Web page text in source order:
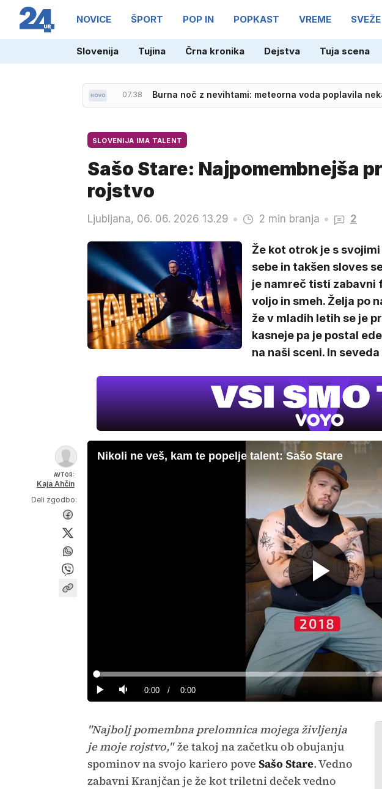
NOVICE ŠPORT POP IN POPKAST VREME SVEŽE
Slovenija Tujina Črna kronika Dejstva Tuja scena
07.20 Konec počitnic v Nemčiji, na cestah pričakovana
SLOVENIJA IMA TALENT
Sašo Stare: Najpomembnejša
rojstvo
Ljubljana, 06. 06. 2026 13.29 2 min branja 2
Že kot otrok je s
sebe in takšen sloves
je namreč tisti zabavni
voljo in smeh. Želja po
že v mladih letih se je
kasneje pa je postal
na naši sceni. In
AVTOR:
Kaja Ahčin
Deli zgodbo:
Nikoli ne veš, kam te popelje talent: Sašo Stare
PredvajajTiho Current
0:00 / Duration
0:00
Loaded:
0%
"Najbolj pomembna prelomnica mojega življenja
je moje rojstvo,"že takoj na začetku ob obujanju
spominov na svojo kariero pove Sašo Stare. Vedno
zabavni Kranjčan je že kot triletni deček vedno